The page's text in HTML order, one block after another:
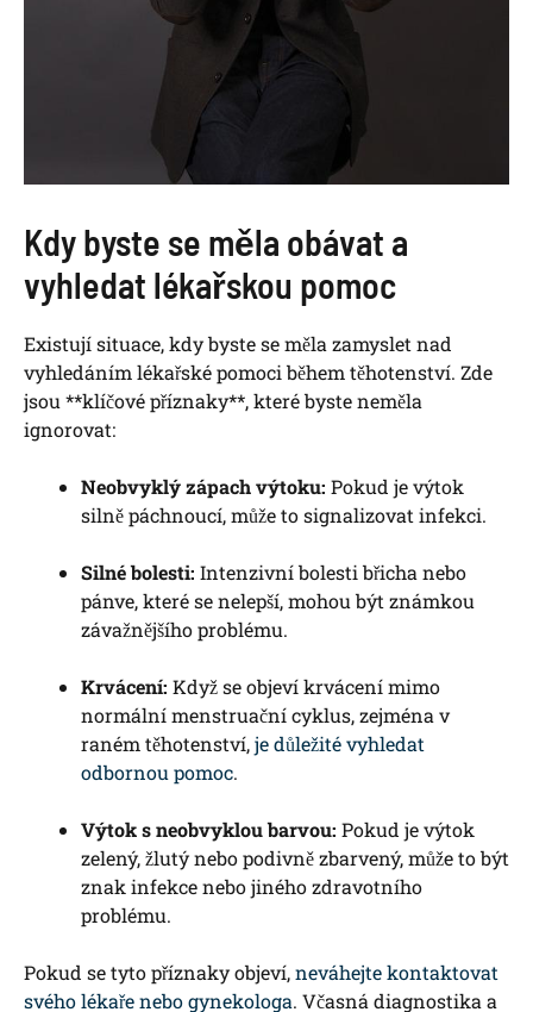
Kdy byste se měla obávat a
vyhledat lékařskou pomoc
Existují situace, kdy byste se měla zamyslet nad
vyhledáním lékařské pomoci během těhotenství. Zde
jsou **klíčové příznaky**, které byste neměla
ignorovat:
Neobvyklý zápach výtoku: Pokud je výtok
silně páchnoucí, může to signalizovat infekci.
Silné bolesti: Intenzivní bolesti břicha nebo
pánve, které se nelepší, mohou být známkou
závažnějšího problému.
Krvácení: Když se objeví krvácení mimo
normální menstruační cyklus, zejména v
raném těhotenství,je důležité vyhledat
odbornou pomoc.
Výtok s neobvyklou barvou: Pokud je výtok
zelený, žlutý nebo podivně zbarvený, může to být
znak infekce nebo jiného zdravotního
problému.
Pokud se tyto příznaky objeví,neváhejte kontaktovat
svého lékaře nebo gynekologa. Včasná diagnostika a